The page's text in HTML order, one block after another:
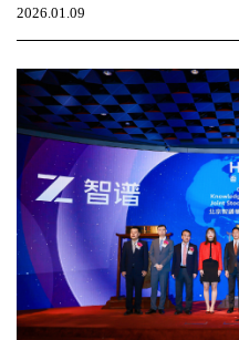
2026.01.09